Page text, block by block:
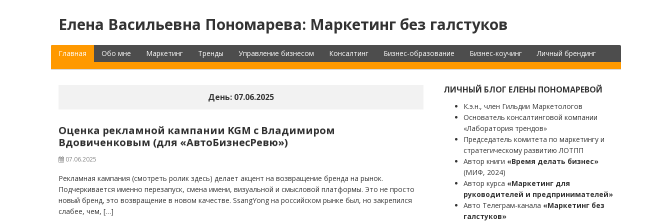
Елена Васильевна Пономарева: Маркетинг без галстуков
Главная Обо мне Маркетинг Тренды Управление бизнесом Консалтинг Бизнес-образование Бизнес-коучинг Личный брендинг
День: 07.06.2025
Оценка рекламной кампании KGM с Владимиром
Вдовиченковым (для «АвтоБизнесРевю»)
07.06.2025
Рекламная кампания (смотреть ролик здесь) делает акцент на возвращение бренда на рынок.
Подчеркивается именно перезапуск, смена имени, визуальной и смысловой платформы. Это не просто
новый бренд, это возвращение в новом качестве. SsangYong на российском рынке был, но закрепился
слабее, чем, […]
ЛИЧНЫЙ БЛОГ ЕЛЕНЫ ПОНОМАРЕВОЙ
К.э.н., член Гильдии Маркетологов
Основатель консалтинговой компании
«Лаборатория трендов»
Председатель комитета по маркетингу и
стратегическому развитию ЛОТПП
Автор книги «Время делать бизнес»
(МИФ, 2024)
Автор курса «Маркетинг для
руководителей и предпринимателей»
Авто Телеграм-канала «Маркетинг без
галстуков»